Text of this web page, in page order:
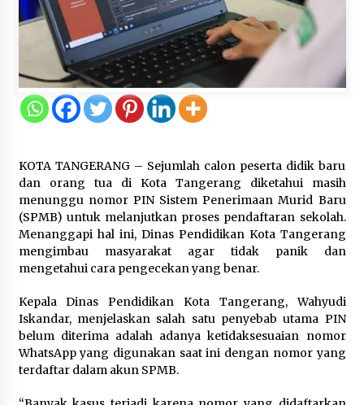
Roboh Korban Bencana, Salurkan
Bantuan Rp30 Juta
5 Agustus 2026
Wali Kota Serang Budi Rustandi
Berikan Penghargaan kepada
Pemenang Sayembara Logo HUT ke-
5 Agustus 2026
Polres Cilegon Gelar Apel
Kesiapsiagaan Hadapi Ancaman
Kebakaran Akibat Fenomena El Niño
5 Agustus 2026
Pemkot Cilegon Sampaikan
Rancangan KUA PPAS 2027,
Pendapatan Ditarget Rp2,03 Triliun
KOTA TANGERANG – Sejumlah calon peserta didik baru
dan orang tua di Kota Tangerang diketahui masih
menunggu nomor PIN Sistem Penerimaan Murid Baru
(SPMB) untuk melanjutkan proses pendaftaran sekolah.
Menanggapi hal ini, Dinas Pendidikan Kota Tangerang
mengimbau masyarakat agar tidak panik dan
mengetahui cara pengecekan yang benar.
Kepala Dinas Pendidikan Kota Tangerang, Wahyudi
Iskandar, menjelaskan salah satu penyebab utama PIN
belum diterima adalah adanya ketidaksesuaian nomor
WhatsApp yang digunakan saat ini dengan nomor yang
terdaftar dalam akun SPMB.